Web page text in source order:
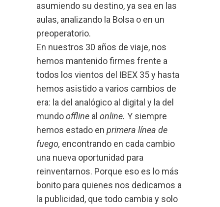
asumiendo su destino, ya sea en las
aulas, analizando la Bolsa o en un
preoperatorio.
En nuestros 30 años de viaje, nos
hemos mantenido firmes frente a
todos los vientos del IBEX 35 y hasta
hemos asistido a varios cambios de
era: la del analógico al digital y la del
mundooffline al online. Y siempre
hemos estado en primera línea de
fuego, encontrando en cada cambio
una nueva oportunidad para
reinventarnos. Porque eso es lo más
bonito para quienes nos dedicamos a
la publicidad, que todo cambia y solo